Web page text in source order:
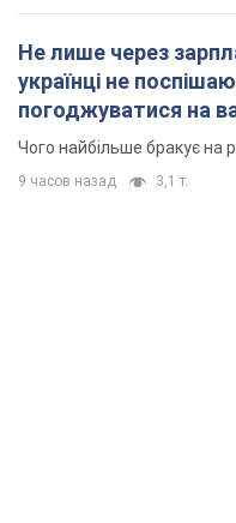
Не лише через
українці не
погоджуватися на
Чого найбільше бракує на
9 часов назад 3,1 т.